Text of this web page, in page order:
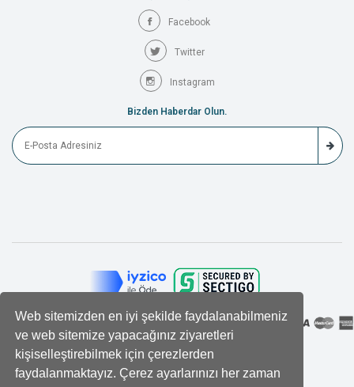
Web sitemizden en iyi şekilde faydalanabilmeniz
ve web sitemize yapacağınız ziyaretleri
kişiselleştirebilmek için çerezlerden
faydalanmaktayız. Çerez ayarlarınızı her zaman
Facebook
Twitter
Instagram
Bizden Haberdar Olun.